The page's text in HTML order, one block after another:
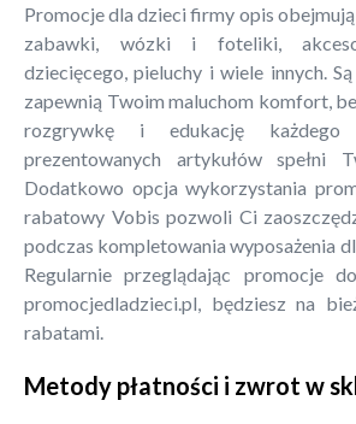
Promocje dla dzieci firmy opis
zabawki, wózki i foteliki,
dziecięcego, pieluchy i wiele innych.
zapewnią Twoim maluchom komfort,
rozgrywkę i edukację
prezentowanych artykułów spełni
Dodatkowo opcja wykorzystania
rabatowy Vobis pozwoli Ci
podczas kompletowania wyposażenia
Regularnie przeglądając promocje
promocjedladzieci.pl, będziesz na
rabatami.
Metody płatności i zwrot w